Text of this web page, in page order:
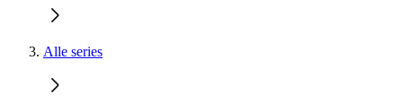
Alle series